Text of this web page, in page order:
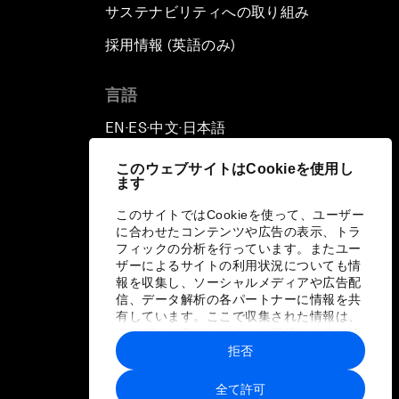
このウェブサイトはCookieを使用し
ます
このサイトではCookieを使って、ユーザー
に合わせたコンテンツや広告の表示、トラ
フィックの分析を行っています。またユー
ザーによるサイトの利用状況についても情
報を収集し、ソーシャルメディアや広告配
信、データ解析の各パートナーに情報を共
有しています。ここで収集された情報は、
ユーザーが各パートナーに提供した他の情
報や各パートナーのサービスを使用した際
に収集された情報と組み合わされ、各パー
トナーによって使用されることがありま
全て許可
拒否
サステナビリティへの取り組み
採用情報 (英語のみ)
言語
EN ▪ ES▪中文▪ 日本語